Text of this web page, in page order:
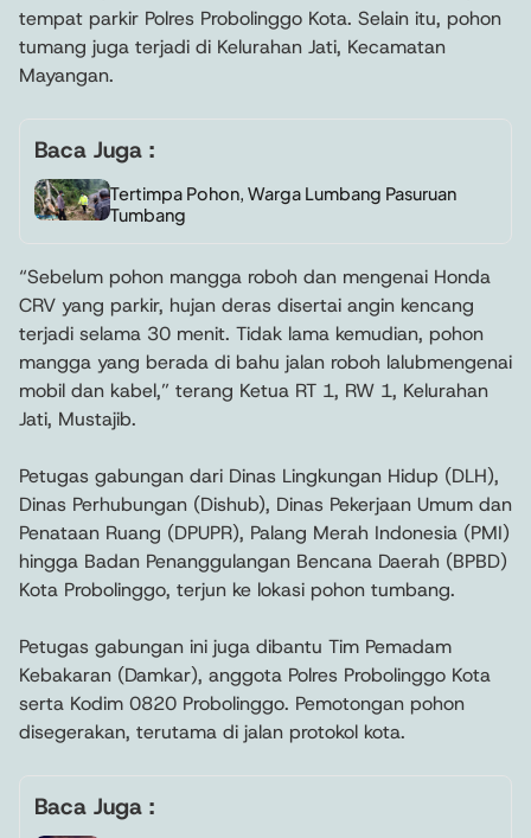
tempat parkir Polres Probolinggo Kota. Selain itu, pohon
tumang juga terjadi di Kelurahan Jati, Kecamatan
Mayangan.
Baca Juga :
Tertimpa Pohon, Warga Lumbang Pasuruan
Tumbang
“Sebelum pohon mangga roboh dan mengenai Honda
CRV yang parkir, hujan deras disertai angin kencang
terjadi selama 30 menit. Tidak lama kemudian, pohon
mangga yang berada di bahu jalan roboh lalubmengenai
mobil dan kabel,” terang Ketua RT 1, RW 1, Kelurahan
Jati, Mustajib.
Petugas gabungan dari Dinas Lingkungan Hidup (DLH),
Dinas Perhubungan (Dishub), Dinas Pekerjaan Umum dan
Penataan Ruang (DPUPR), Palang Merah Indonesia (PMI)
hingga Badan Penanggulangan Bencana Daerah (BPBD)
Kota Probolinggo, terjun ke lokasi pohon tumbang.
Petugas gabungan ini juga dibantu Tim Pemadam
Kebakaran (Damkar), anggota Polres Probolinggo Kota
serta Kodim 0820 Probolinggo. Pemotongan pohon
disegerakan, terutama di jalan protokol kota.
Baca Juga :